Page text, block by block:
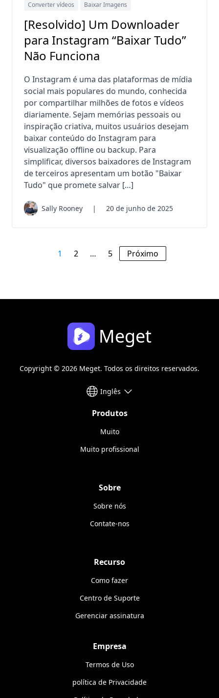
Converter vídeos Baixar Imagens
[Resolvido] Um Downloader
para Instagram “Baixar Tudo”
Não Funciona
O Instagram é uma das plataformas de mídia
social mais populares do mundo, conhecida
por compartilhar milhões de fotos e vídeos
diariamente. Sejam memórias pessoais ou
inspiração criativa, muitos usuários desejam
baixar conteúdo do Instagram para
visualização offline ou backup. Para
simplificar, diversos baixadores de Instagram
de terceiros apresentam um botão "Baixar
Tudo" que promete salvar […]
Sally Rooney | 20 de junho de 2025
1 2 … 5 Próximo
Meget
Copyright © 2026 Meget. Todos os direitos reservados.
Inglês
Produtos
Muito
Muito profissional
Sobre
Sobre nós
Contate-nos
Recurso
Como fazer
Centro de Suporte
Gerenciar assinatura
Empresa
Termos de Uso
política de Privacidade